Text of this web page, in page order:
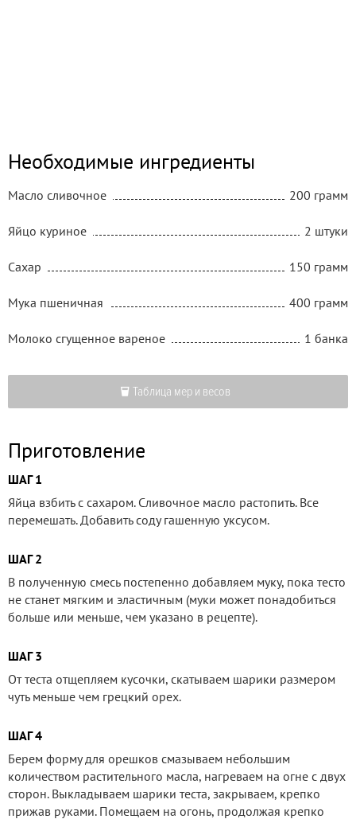
Необходимые ингредиенты
Масло сливочное 200 грамм
Яйцо куриное 2 штуки
Сахар 150 грамм
Мука пшеничная 400 грамм
Молоко сгущенное вареное 1 банка
Таблица мер и весов
Приготовление
ШАГ 1
Яйца взбить с сахаром. Сливочное масло растопить. Все
перемешать. Добавить соду гашенную уксусом.
ШАГ 2
В полученную смесь постепенно добавляем муку, пока тесто
не станет мягким и эластичным (муки может понадобиться
больше или меньше, чем указано в рецепте).
ШАГ 3
От теста отщепляем кусочки, скатываем шарики размером
чуть меньше чем грецкий орех.
ШАГ 4
Берем форму для орешков смазываем небольшим
количеством растительного масла, нагреваем на огне с двух
сторон. Выкладываем шарики теста, закрываем, крепко
прижав руками. Помещаем на огонь, продолжая крепко